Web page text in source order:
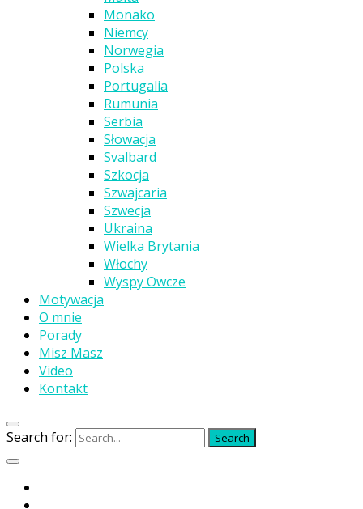
Monako
Niemcy
Norwegia
Polska
Portugalia
Rumunia
Serbia
Słowacja
Svalbard
Szkocja
Szwajcaria
Szwecja
Ukraina
Wielka Brytania
Włochy
Wyspy Owcze
Motywacja
O mnie
Porady
Misz Masz
Video
Kontakt
Search for: Search